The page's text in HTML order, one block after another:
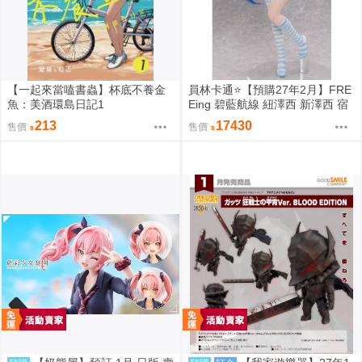
【一起來當嗑書蟲】杯底不養金
魚：美酒環島日記1
售價 213
員林卡通⭐️【預購27年2月】FRE
Eing 碧藍航線 紐澤西 新澤西 宿
舍計劃Ver. 1/3 0917
售價 17430